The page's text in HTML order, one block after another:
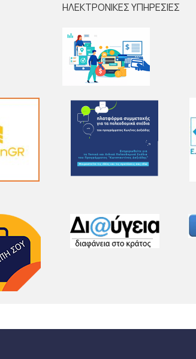
ΗΛΕΚΤΡΟΝΙΚΕΣ ΥΠΗΡΕΣΙΕΣ